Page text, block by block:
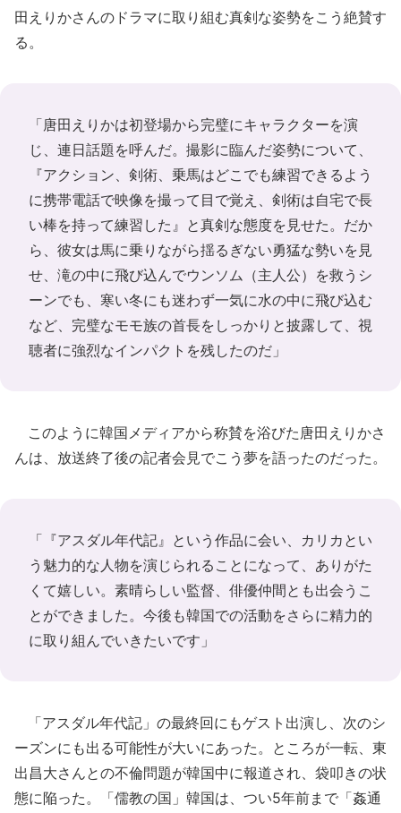
田えりかさんのドラマに取り組む真剣な姿勢をこう絶賛す
る。
「唐田えりかは初登場から完璧にキャラクターを演
じ、連日話題を呼んだ。撮影に臨んだ姿勢について、
『アクション、剣術、乗馬はどこでも練習できるよう
に携帯電話で映像を撮って目で覚え、剣術は自宅で長
い棒を持って練習した』と真剣な態度を見せた。だか
ら、彼女は馬に乗りながら揺るぎない勇猛な勢いを見
せ、滝の中に飛び込んでウンソム（主人公）を救うシ
ーンでも、寒い冬にも迷わず一気に水の中に飛び込む
など、完璧なモモ族の首長をしっかりと披露して、視
聴者に強烈なインパクトを残したのだ」
このように韓国メディアから称賛を浴びた唐田えりかさ
んは、放送終了後の記者会見でこう夢を語ったのだった。
「『アスダル年代記』という作品に会い、カリカとい
う魅力的な人物を演じられることになって、ありがた
くて嬉しい。素晴らしい監督、俳優仲間とも出会うこ
とができました。今後も韓国での活動をさらに精力的
に取り組んでいきたいです」
「アスダル年代記」の最終回にもゲスト出演し、次のシ
ーズンにも出る可能性が大いにあった。ところが一転、東
出昌大さんとの不倫問題が韓国中に報道され、袋叩きの状
態に陥った。「儒教の国」韓国は、つい5年前まで「姦通